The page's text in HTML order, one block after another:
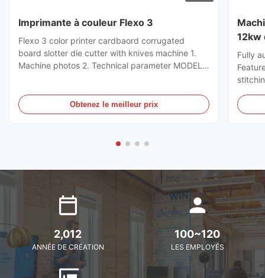
Imprimante à couleur Flexo 3
Flexo 3 color printer cardbaord corrugated
board slotter die cutter with knives machine 1.
Machine photos 2. Technical parameter MODEL
TO WALL BOARD SIZE
2000/2200/2400/2600/2800/3000MM
Obtenez le meilleur prix
12kw
de
Fully
the
can
2,012
ANNÉE DE CRÉATION
100~120
LES EMPLOYÉS